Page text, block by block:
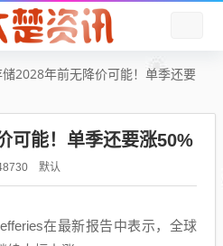
2028年前无降价可能！单季还要
可能！单季还要涨50%
默认
在最新报告中表示，全球